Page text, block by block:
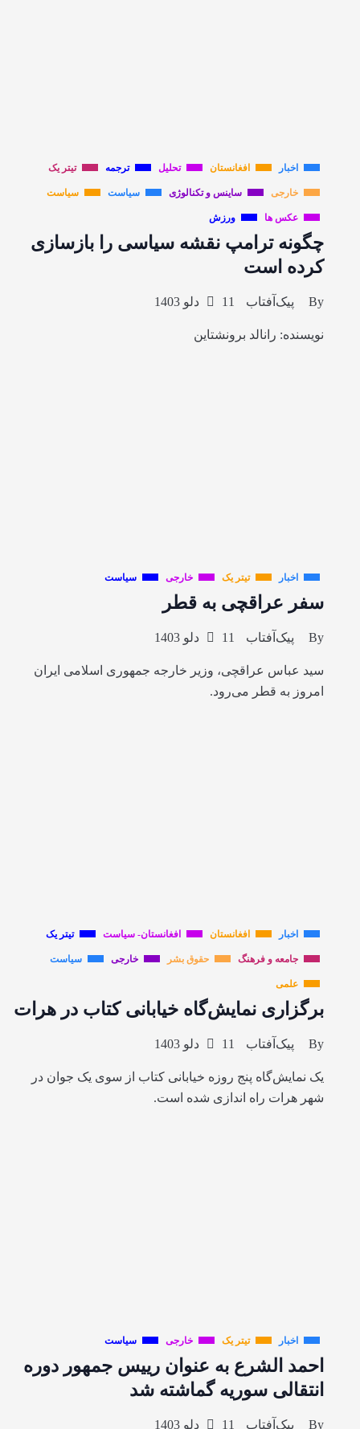
اخبار افغانستان تحلیل ترجمه تیتر یک
خارجی ساینس و تکنالوژی سیاست سیاست
عکس ها ورزش
چگونه ترامپ نقشه سیاسی را بازسازی
کرده است
By پیک‌آفتاب 11 دلو 1403
نویسنده: رانالد برونشتاین
اخبار تیتر یک خارجی سیاست
سفر عراقچی به قطر
By پیک‌آفتاب 11 دلو 1403
سید عباس عراقچی، وزیر خارجه جمهوری اسلامی ایران
امروز به قطر می‌رود.
اخبار افغانستان افغانستان- سیاست تیتر یک
جامعه و فرهنگ حقوق بشر خارجی سیاست
علمی
برگزاری نمایش‌گاه خیابانی کتاب در هرات
By پیک‌آفتاب 11 دلو 1403
یک نمایش‌گاه پنج روزه خیابانی کتاب از سوی یک جوان در
شهر هرات راه اندازی شده است.
اخبار تیتر یک خارجی سیاست
احمد الشرع به عنوان رییس جمهور دوره
انتقالی سوریه گماشته شد
By پیک‌آفتاب 11 دلو 1403